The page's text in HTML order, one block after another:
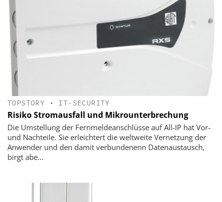
TOPSTORY • IT-SECURITY
Risiko Stromausfall und Mikrounterbrechung
Die Umstellung der Fernmeldeanschlüsse auf All-IP hat Vor-
und Nachteile. Sie erleichtert die weltweite Vernetzung der
Anwender und den damit verbundenenn Datenaustausch,
birgt abe...